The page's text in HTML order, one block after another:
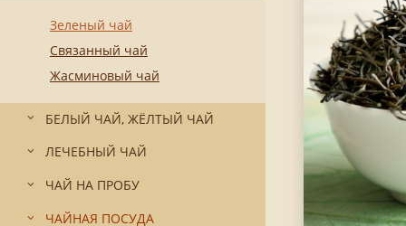
Зеленый чай
Связанный чай
Жасминовый чай
БЕЛЫЙ ЧАЙ, ЖЁЛТЫЙ ЧАЙ
ЛЕЧЕБНЫЙ ЧАЙ
ЧАЙ НА ПРОБУ
ЧАЙНАЯ ПОСУДА